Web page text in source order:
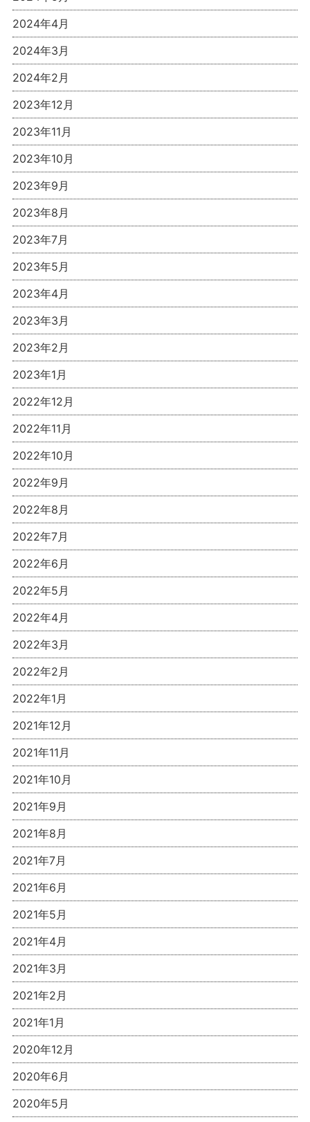
2024年4月
2024年3月
2024年2月
2023年12月
2023年11月
2023年10月
2023年9月
2023年8月
2023年7月
2023年5月
2023年4月
2023年3月
2023年2月
2023年1月
2022年12月
2022年11月
2022年10月
2022年9月
2022年8月
2022年7月
2022年6月
2022年5月
2022年4月
2022年3月
2022年2月
2022年1月
2021年12月
2021年11月
2021年10月
2021年9月
2021年8月
2021年7月
2021年6月
2021年5月
2021年4月
2021年3月
2021年2月
2021年1月
2020年12月
2020年6月
2020年5月